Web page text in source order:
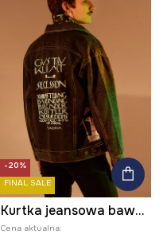
-20%
FINAL SALE
Kurtka jeansowa bawełniana męska z kolekcji Eviva L'arte kolor czarny
Cena aktualna: